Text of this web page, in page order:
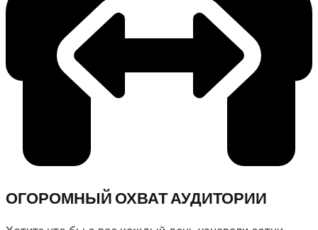
ОГОРОМНЫЙ ОХВАТ АУДИТОРИИ